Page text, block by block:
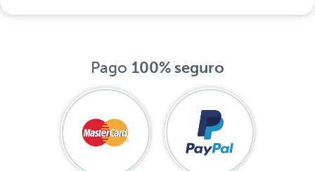
Pago 100% seguro